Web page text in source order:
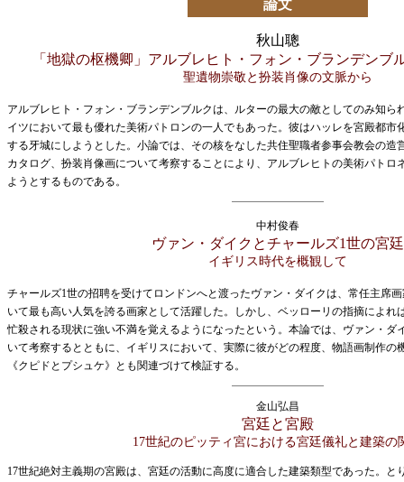
論文
秋山聰
「地獄の枢機卿」アルブレヒト・フォン・ブランデンブ
聖遺物崇敬と扮装肖像の文脈から
アルブレヒト・フォン・ブランデンブルクは、ルターの最大の敵としてのみ知ら
イツにおいて最も優れた美術パトロンの一人でもあった。彼はハッレを宮殿都市
する牙城にしようとした。小論では、その核をなした共住聖職者参事会教会の造
カタログ、扮装肖像画について考察することにより、アルブレヒトの美術パトロ
ようとするものである。
中村俊春
ヴァン・ダイクとチャールズ1世の宮廷
イギリス時代を概観して
チャールズ1世の招聘を受けてロンドンへと渡ったヴァン・ダイクは、常任主席
いて最も高い人気を誇る画家として活躍した。しかし、ベッローリの指摘によれ
忙殺される現状に強い不満を覚えるようになったという。本論では、ヴァン・ダ
いて考察するとともに、イギリスにおいて、実際に彼がどの程度、物語画制作の
《クピドとプシュケ》とも関連づけて検証する。
金山弘昌
宮廷と宮殿
17世紀のピッティ宮における宮廷儀礼と建築の
17世紀絶対主義期の宮殿は、宮廷の活動に高度に適合した建築類型であった。と